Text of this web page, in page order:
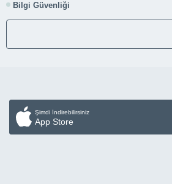
Bilgi Güvenliği
Şimdi İndirebilirsiniz
App Store